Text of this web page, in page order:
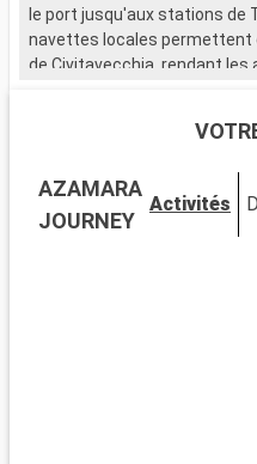
le port jusqu'aux stations de
navettes locales permettent
de Civitavecchia, rendant
Civitavecchia, une ville
plusieurs sites d'intérêt près
Michelangelo, un bastion de
AZAMARA
JOURNEY
Activités